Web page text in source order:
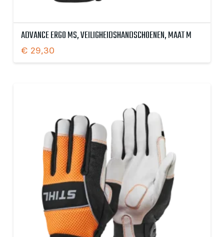
ADVANCE ERGO MS, VEILIGHEIDSHANDSCHOENEN, MAAT M
€ 29,30